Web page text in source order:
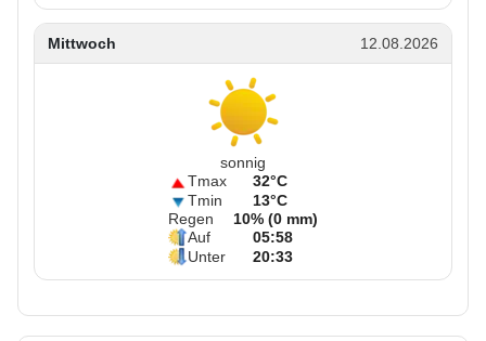
Mittwoch 12.08.2026
sonnig
Tmax
32°C
Tmin
13°C
Regen
10% (0 mm)
Auf
05:58
Unter
20:33